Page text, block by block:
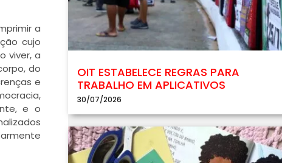
a
cujo
viver, a
do
e
e o
OIT ESTABELECE REGRAS PARA
TRABALHO EM APLICATIVOS
30/07/2026